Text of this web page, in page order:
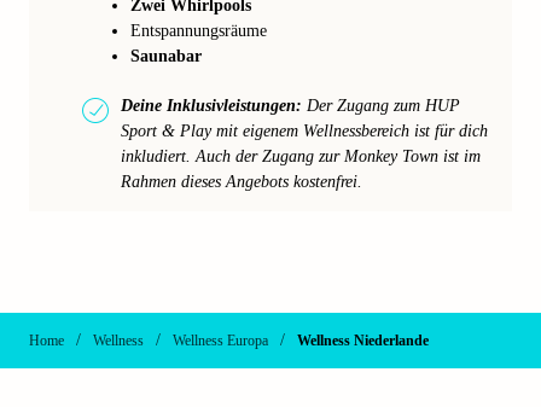
Zwei Whirlpools
Entspannungsräume
Saunabar
Deine Inklusivleistungen: Der Zugang zum HUP
Sport & Play mit eigenem Wellnessbereich ist für dich
inkludiert. Auch der Zugang zur Monkey Town ist im
Rahmen dieses Angebots kostenfrei.
Home / Wellness / Wellness Europa / Wellness Niederlande